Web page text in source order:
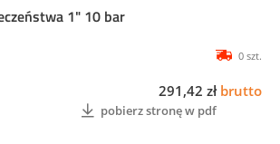
1" 10 bar
0 szt.
291,42 zł brutto
pobierz stronę w pdf